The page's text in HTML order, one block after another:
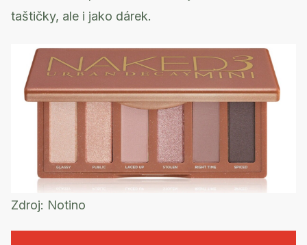
taštičky, ale i jako dárek.
Zdroj: Notino